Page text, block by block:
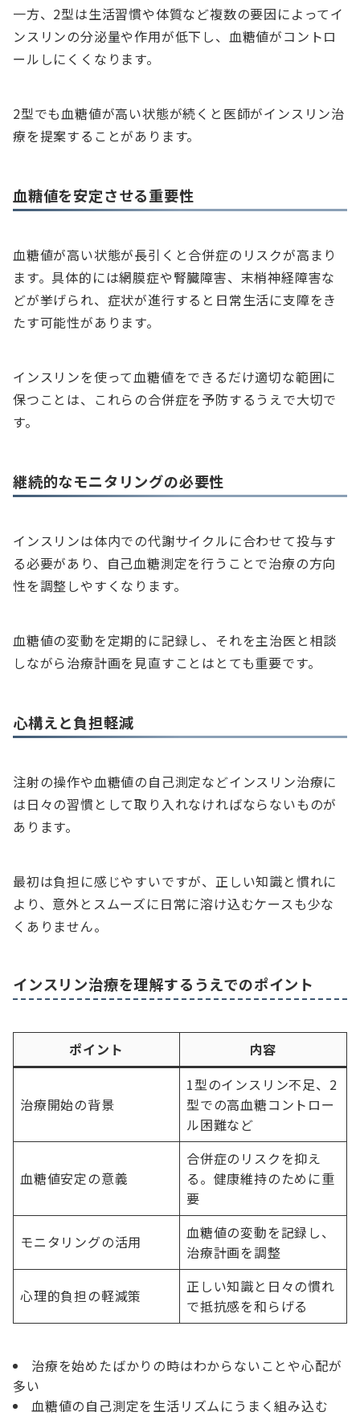
一方、2型は生活習慣や体質など複数の要因によってイ
ンスリンの分泌量や作用が低下し、血糖値がコントロ
ールしにくくなります。
2型でも血糖値が高い状態が続くと医師がインスリン治
療を提案することがあります。
血糖値を安定させる重要性
血糖値が高い状態が長引くと合併症のリスクが高まり
ます。具体的には網膜症や腎臓障害、末梢神経障害な
どが挙げられ、症状が進行すると日常生活に支障をき
たす可能性があります。
インスリンを使って血糖値をできるだけ適切な範囲に
保つことは、これらの合併症を予防するうえで大切で
す。
継続的なモニタリングの必要性
インスリンは体内での代謝サイクルに合わせて投与す
る必要があり、自己血糖測定を行うことで治療の方向
性を調整しやすくなります。
血糖値の変動を定期的に記録し、それを主治医と相談
しながら治療計画を見直すことはとても重要です。
心構えと負担軽減
注射の操作や血糖値の自己測定などインスリン治療に
は日々の習慣として取り入れなければならないものが
あります。
最初は負担に感じやすいですが、正しい知識と慣れに
より、意外とスムーズに日常に溶け込むケースも少な
くありません。
インスリン治療を理解するうえでのポイント
ポイント 内容
治療開始の背景
1型のインスリン不足、2
型での高血糖コントロー
ル困難など
血糖値安定の意義
合併症のリスクを抑え
る。健康維持のために重
要
モニタリングの活用
血糖値の変動を記録し、
治療計画を調整
心理的負担の軽減策
正しい知識と日々の慣れ
で抵抗感を和らげる
治療を始めたばかりの時はわからないことや心配が
多い
血糖値の自己測定を生活リズムにうまく組み込む